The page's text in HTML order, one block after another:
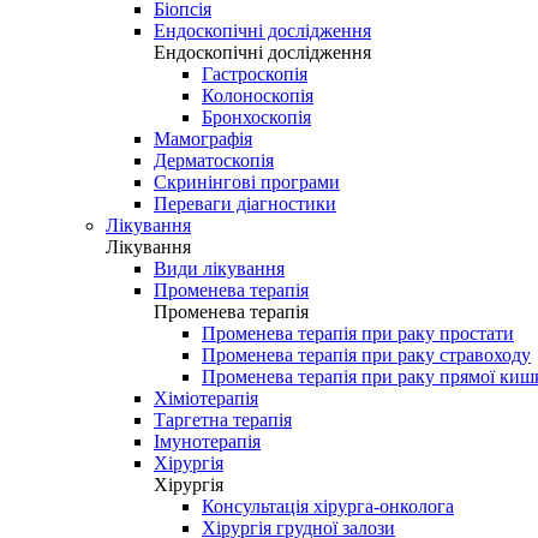
Біопсія
Ендоскопічні дослідження
Ендоскопічні дослідження
Гастроскопія
Колоноскопія
Бронхоскопія
Мамографія
Дерматоскопія
Скринінгові програми
Переваги діагностики
Лікування
Лікування
Види лікування
Променева терапія
Променева терапія
Променева терапія при раку простати
Променева терапія при раку стравоходу
Променева терапія при раку прямої
Хіміотерапія
Таргетна терапія
Імунотерапія
Хірургія
Хірургія
Консультація хірурга-онколога
Хірургія грудної залози